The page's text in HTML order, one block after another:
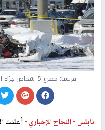
فرنسا: مصرع 5 أشخاص جرّاء اصطدام طائرة سياح بأُخرى شراعية
نابلس -النجاح الإخباري -أعلنت